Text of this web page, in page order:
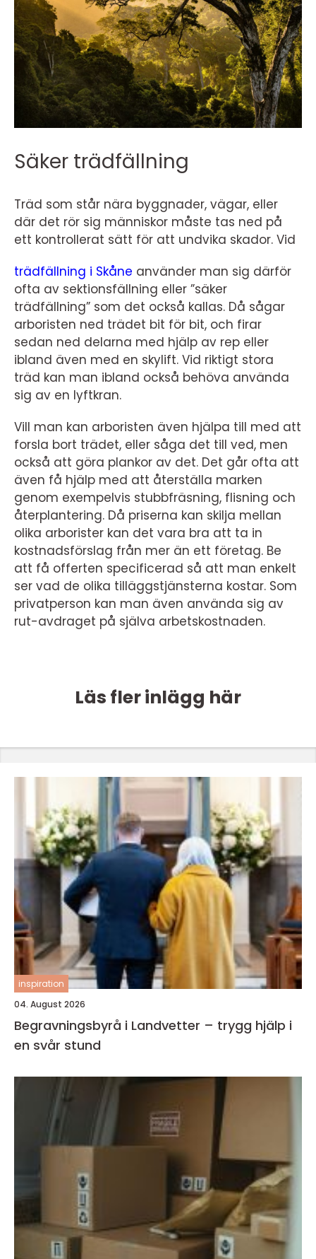
Säker trädfällning
Träd som står nära byggnader, vägar, eller
där det rör sig människor måste tas ned på
ett kontrollerat sätt för att undvika skador. Vid
trädfällning i Skåne använder man sig därför
ofta av sektionsfällning eller ”säker
trädfällning” som det också kallas. Då sågar
arboristen ned trädet bit för bit, och firar
sedan ned delarna med hjälp av rep eller
ibland även med en skylift. Vid riktigt stora
träd kan man ibland också behöva använda
sig av en lyftkran.
Vill man kan arboristen även hjälpa till med att
forsla bort trädet, eller såga det till ved, men
också att göra plankor av det. Det går ofta att
även få hjälp med att återställa marken
genom exempelvis stubbfräsning, flisning och
återplantering. Då priserna kan skilja mellan
olika arborister kan det vara bra att ta in
kostnadsförslag från mer än ett företag. Be
att få offerten specificerad så att man enkelt
ser vad de olika tilläggstjänsterna kostar. Som
privatperson kan man även använda sig av
rut-avdraget på själva arbetskostnaden.
Läs fler inlägg här
inspiration
04. August 2026
Begravningsbyrå i Landvetter – trygg hjälp i
en svår stund